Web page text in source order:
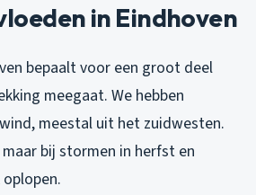
in Eindhoven
bepaalt voor een groot deel
meegaat. We hebben
meestal uit het zuidwesten.
bij stormen in herfst en